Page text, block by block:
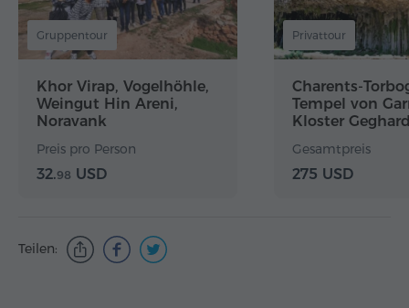
Gruppentour
Khor Virap, Vogelhöhle,
Weingut Hin Areni,
Noravank
Preis pro Person
32.98 USD
Privattour
Charents-
Tempel von
Kloster
Gesamtpreis
275 USD
Teilen: